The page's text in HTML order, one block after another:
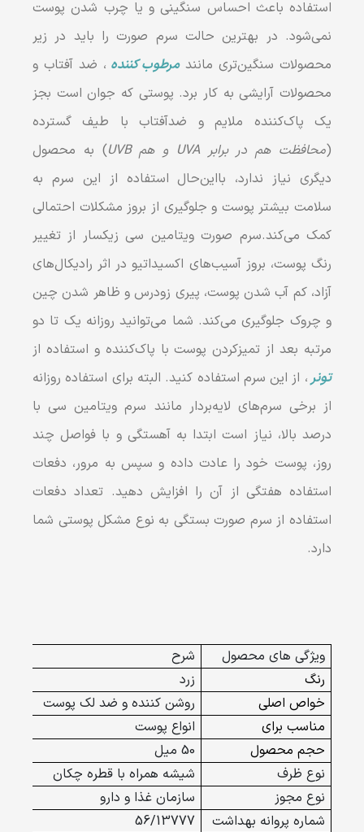
استفاده باعث احساس سنگینی و یا چرب شدن پوست
نمی‌شود. در بهترین حالت سرم صورت را باید در زیر
محصولات سنگین‌تری مانندمرطوب‌ کننده ، ضد آفتاب و
محصولات آرایشی به کار برد. پوستی که جوان است بجز
یک پاک‌کننده ملایم و ضدآفتاب با طیف گسترده
(محافظت هم در برابر UVA و هم UVB
) به محصول
دیگری نیاز ندارد، با‌این‌حال استفاده از این سرم به
سلامت بیشتر پوست و جلوگیری از بروز مشکلات احتمالی
کمک می‌کند.سرم صورت ویتامین سی زیکسار از تغییر
رنگ پوست، بروز آسیب‌های اکسیداتیو در اثر رادیکال‌های
آزاد، کم ‌آب شدن پوست، پیری زودرس و ظاهر شدن چین
و چروک جلوگیری می‌کند. شما می‌توانید روزانه یک تا دو
مرتبه بعد از تمیزکردن پوست با پاک‌کننده و استفاده از
تونر ، از این سرم استفاده کنید. البته برای استفاده روزانه
از برخی سرم‌های لایه‌بردار مانند سرم ویتامین سی با
درصد بالا، نیاز است ابتدا به آهستگی و با فواصل چند
روز، پوست خود را عادت داده و سپس به مرور، دفعات
استفاده هفتگی از آن را افزایش دهید. تعداد دفعات
استفاده از سرم صورت بستگی به نوع مشکل پوستی شما
دارد.
ویژگی های محصول
شرح
رنگ
زرد
خواص اصلی
روشن کننده و ضد لک پوست
مناسب برای
انواع پوست
حجم محصول
50 میل
نوع ظرف
شیشه همراه با قطره چکان
نوع مجوز
سازمان غذا و دارو
شماره پروانه بهداشت
56/13777